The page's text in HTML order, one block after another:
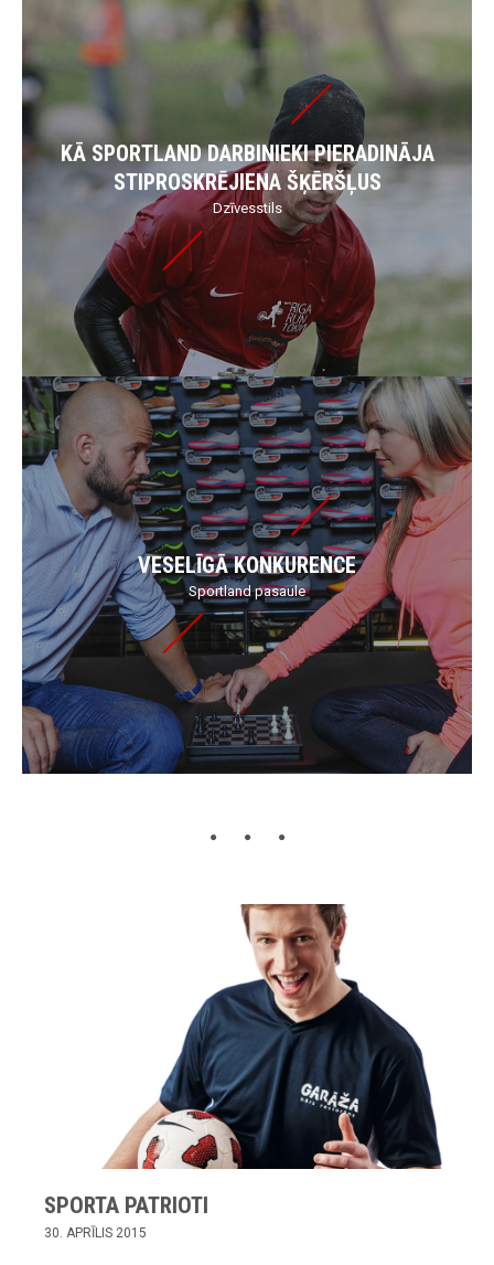
KĀ SPORTLAND DARBINIEKI PIERADINĀJA
STIPROSKRĒJIENA ŠĶĒRŠĻUS
Dzīvesstils
VESELĪGĀ KONKURENCE
Sportland pasaule
SPORTA PATRIOTI
30. APRĪLIS 2015